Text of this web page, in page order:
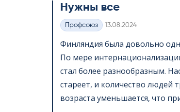
Нужны все
Категории
Профсоюз Kirjoitettu
13.08.2024
Финляндия была довольно
По мере
стал более разнообразным.
стареет, и количество людей
возраста уменьшается, что